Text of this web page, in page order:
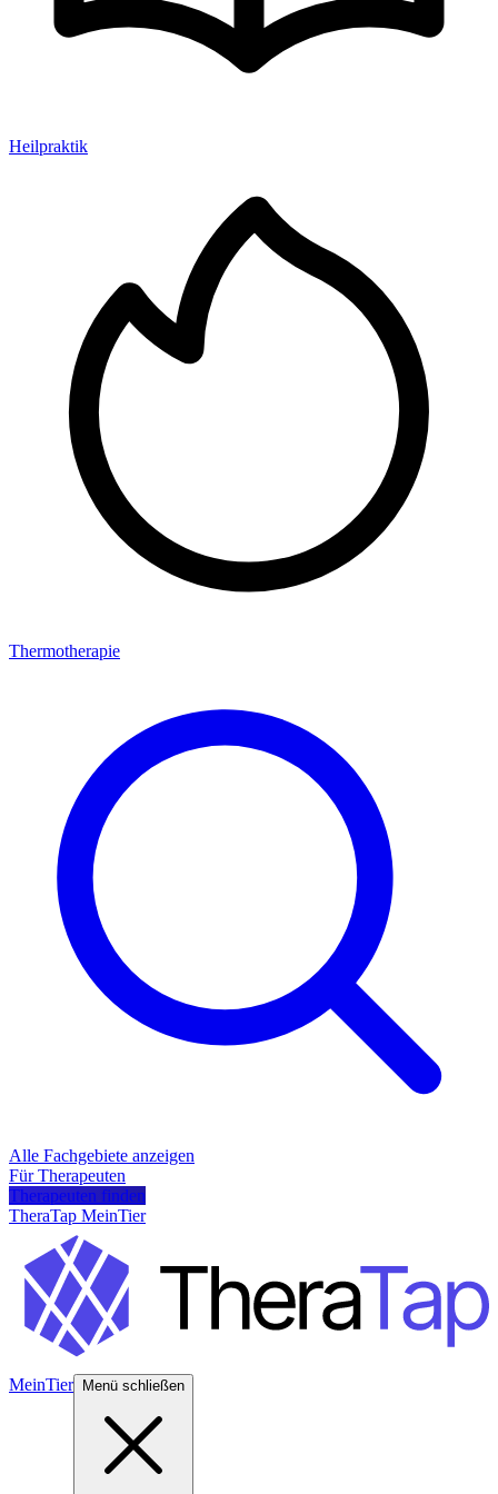
Heilpraktik
Thermotherapie
Alle Fachgebiete anzeigen
Für Therapeuten
Therapeuten finden
TheraTap MeinTier
MeinTier Menü schließen